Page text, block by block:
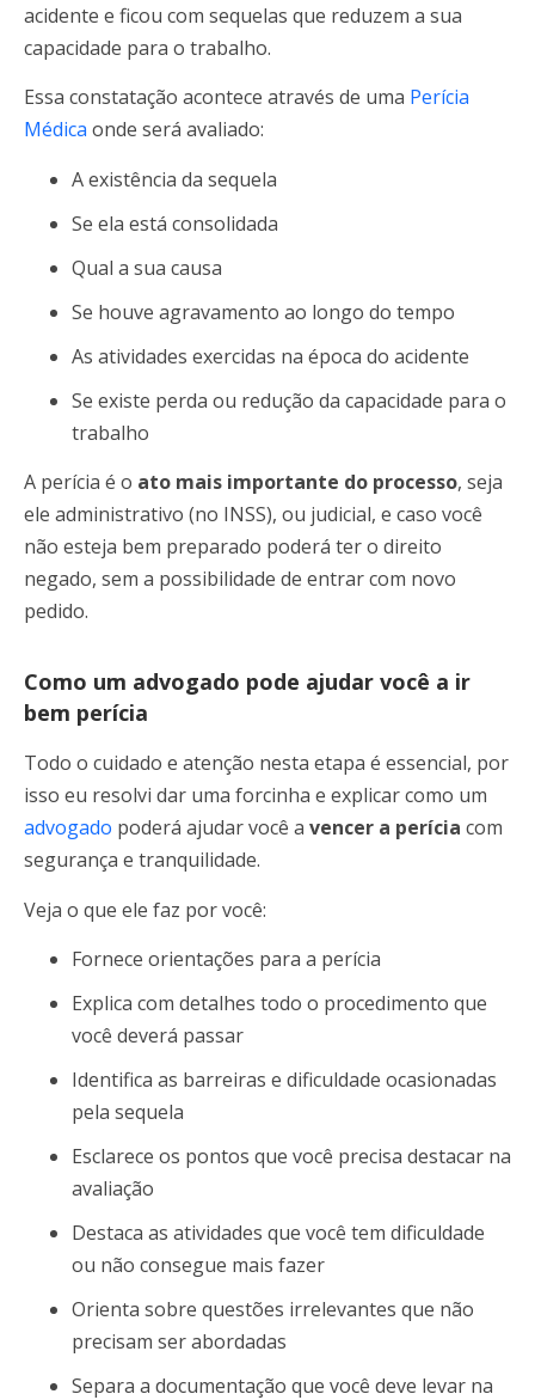
acidente e ficou com sequelas que reduzem a sua
capacidade para o trabalho.
Essa constatação acontece através de uma Perícia
Médica onde será avaliado:
A existência da sequela
Se ela está consolidada
Qual a sua causa
Se houve agravamento ao longo do tempo
As atividades exercidas na época do acidente
Se existe perda ou redução da capacidade para o
trabalho
A perícia é o ato mais importante do processo, seja
ele administrativo (no INSS), ou judicial, e caso você
não esteja bem preparado poderá ter o direito
negado, sem a possibilidade de entrar com novo
pedido.
Como um advogado pode ajudar você a ir
bem perícia
Todo o cuidado e atenção nesta etapa é essencial, por
isso eu resolvi dar uma forcinha e explicar como um
advogado poderá ajudar você a vencer a perícia com
segurança e tranquilidade.
Veja o que ele faz por você:
Fornece orientações para a perícia
Explica com detalhes todo o procedimento que
você deverá passar
Identifica as barreiras e dificuldade ocasionadas
pela sequela
Esclarece os pontos que você precisa destacar na
avaliação
Destaca as atividades que você tem dificuldade
ou não consegue mais fazer
Orienta sobre questões irrelevantes que não
precisam ser abordadas
Separa a documentação que você deve levar na